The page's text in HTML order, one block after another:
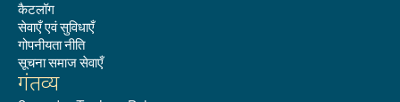
कैटलॉग
सेवाएँ एवं सुविधाएँ
गोपनीयता नीति
सूचना समाज सेवाएँ
गंतव्य